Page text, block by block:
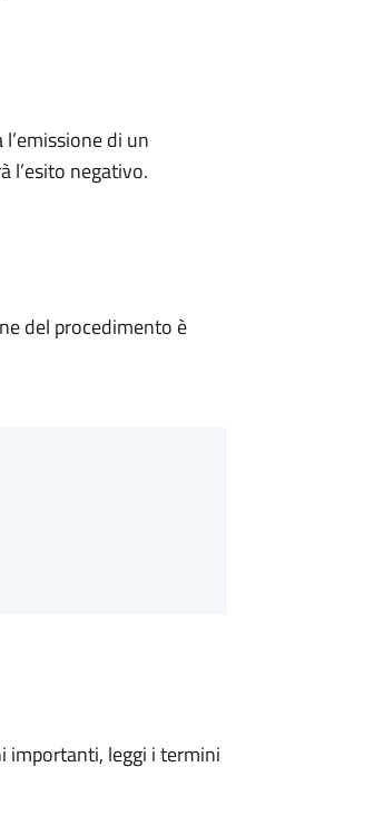
di un
l’esito negativo.
del procedimento è
importanti, leggi i termini